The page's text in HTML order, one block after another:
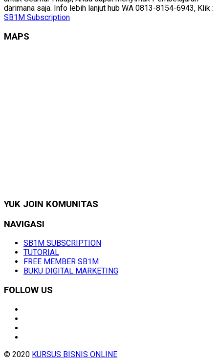
darimana saja. Info lebih lanjut hub WA 0813-8154-6943, Klik :
SB1M Subscription
MAPS
YUK JOIN KOMUNITAS
NAVIGASI
SB1M SUBSCRIPTION
TUTORIAL
FREE MEMBER SB1M
BUKU DIGITAL MARKETING
FOLLOW US
© 2020 KURSUS BISNIS ONLINE